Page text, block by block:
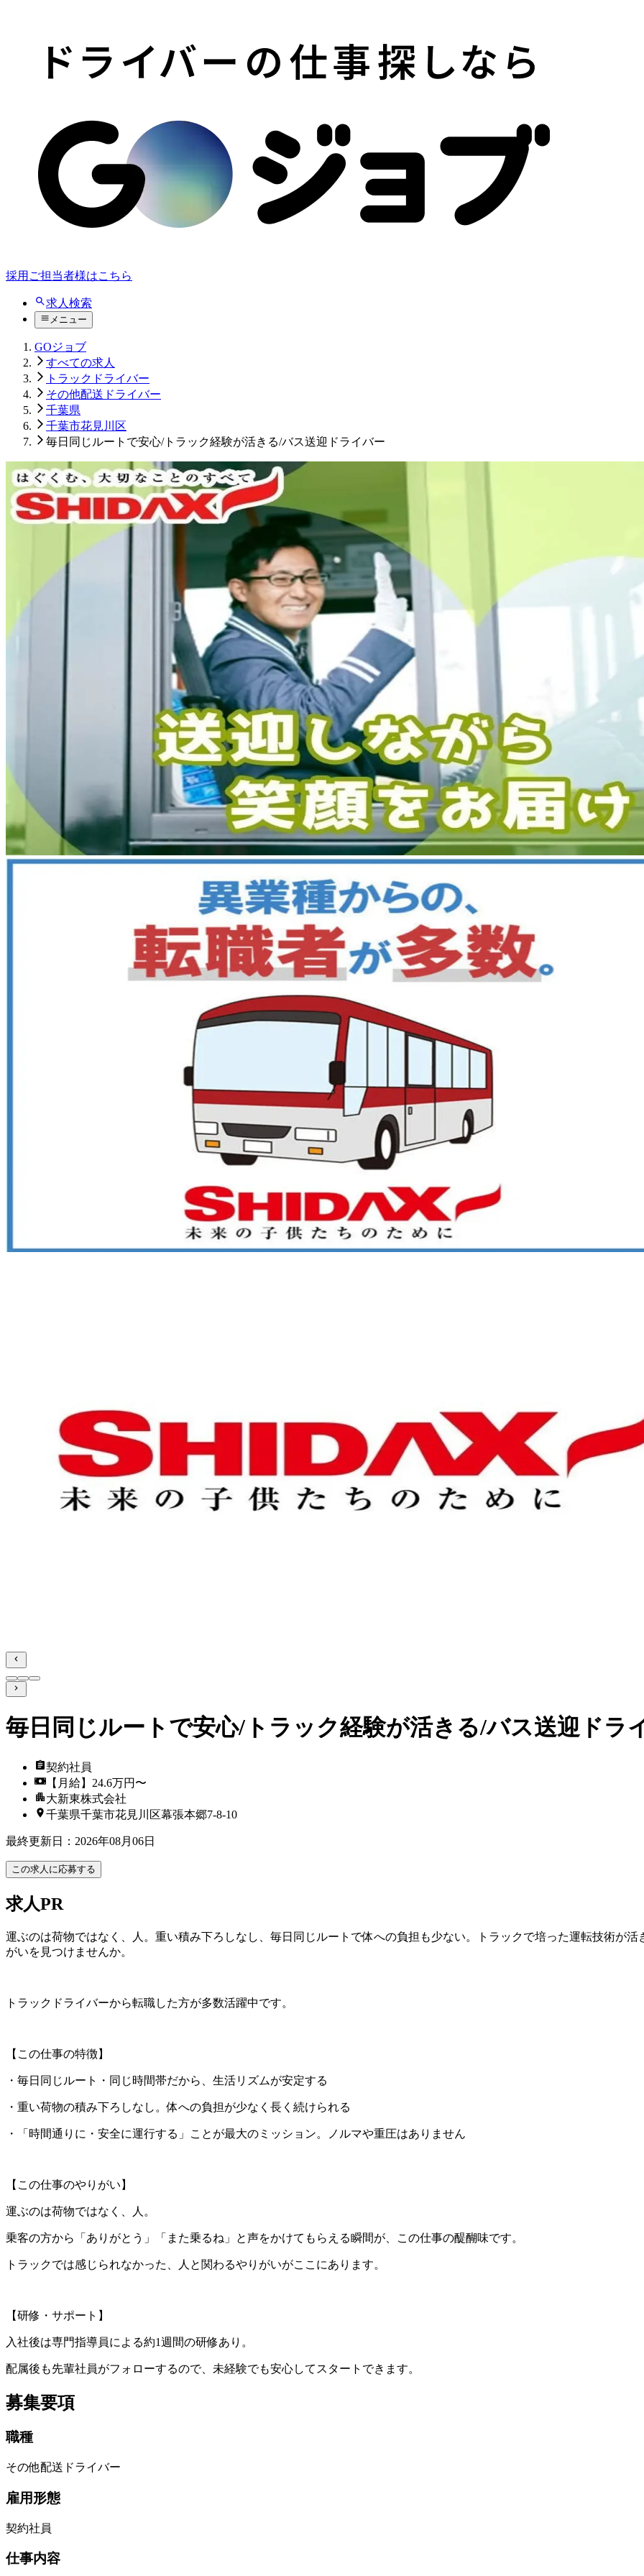
採用ご担当者様はこちら
求人検索
メニュー
GOジョブ
すべての求人
トラックドライバー
その他配送ドライバー
千葉県
千葉市花見川区
毎日同じルートで安心/トラック経験が活きる/バス送迎ドライバー
毎日同じルートで安心/トラック経験が活きる/バス送迎ドラ
契約社員
【月給】24.6万円〜
大新東株式会社
千葉県千葉市花見川区幕張本郷7-8-10
最終更新日 ： 2026年08月06日
この求人に応募する
求人PR
運ぶのは荷物ではなく、人。重い積み下ろしなし、毎日同じルートで体への負担も少ない。トラックで培った運転技術が
がいを見つけませんか。
トラックドライバーから転職した方が多数活躍中です。
【この仕事の特徴】
・毎日同じルート・同じ時間帯だから、生活リズムが安定する
・重い荷物の積み下ろしなし。体への負担が少なく長く続けられる
・「時間通りに・安全に運行する」ことが最大のミッション。ノルマや重圧はありません
【この仕事のやりがい】
運ぶのは荷物ではなく、人。
乗客の方から「ありがとう」「また乗るね」と声をかけてもらえる瞬間が、この仕事の醍醐味です。
トラックでは感じられなかった、人と関わるやりがいがここにあります。
【研修・サポート】
入社後は専門指導員による約1週間の研修あり。
配属後も先輩社員がフォローするので、未経験でも安心してスタートできます。
募集要項
職種
その他配送ドライバー
雇用形態
契約社員
仕事内容